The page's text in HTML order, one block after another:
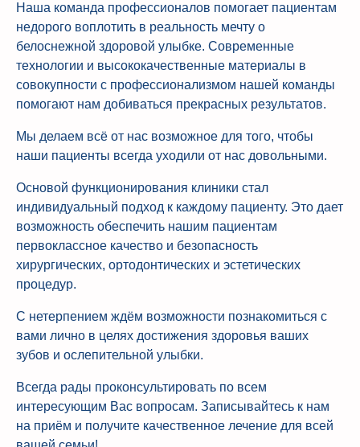
Наша команда профессионалов помогает пациентам
недорого воплотить в реальность мечту о
белоснежной здоровой улыбке. Современные
технологии и высококачественные материалы в
совокупности с профессионализмом нашей команды
помогают нам добиваться прекрасных результатов.
Мы делаем всё от нас возможное для того, чтобы
наши пациенты всегда уходили от нас довольными.
Основой функционирования клиники стал
индивидуальный подход к каждому пациенту. Это дает
возможность обеспечить нашим пациентам
первоклассное качество и безопасность
хирургических, ортодонтических и эстетических
процедур.
С нетерпением ждём возможности познакомиться с
вами лично в целях достижения здоровья ваших
зубов и ослепительной улыбки.
Всегда рады проконсультировать по всем
интересующим Вас вопросам. Записывайтесь к нам
на приём и получите качественное лечение для всей